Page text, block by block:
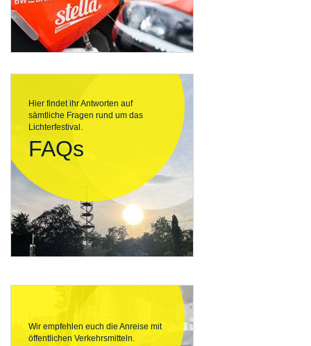
FAQs
Hier findet ihr Antworten auf
sämtliche Fragen rund um das
Lichterfestival.
Wir empfehlen euch die Anreise mit
öffentlichen Verkehrsmitteln.